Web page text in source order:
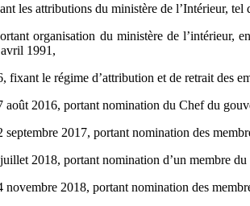
les attributions du ministère de l’Intérieur,
organisation du ministère de l’intérieur,
1991,
le régime d’attribution et de retrait des
2016, portant nomination du Chef du
2017, portant nomination des
2018, portant nomination d’un membre du
2018, portant nomination des